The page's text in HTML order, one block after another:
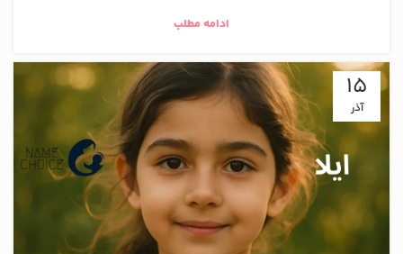
ادامه مطلب
15
آذر